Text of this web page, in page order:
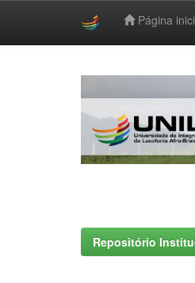
Página
Repositório